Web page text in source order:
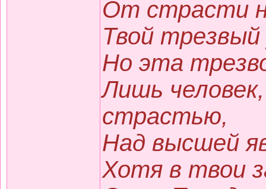
От страсти
Твой трезвый
Но эта
Лишь
страстью,
Над высшей
Хотя в твои